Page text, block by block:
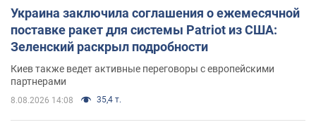
Украина заключила соглашения о ежемесячной
поставке ракет для системы Patriot из США:
Зеленский раскрыл подробности
Киев также ведет активные переговоры с европейскими
партнерами
8.08.2026 14:08 35,4 т.